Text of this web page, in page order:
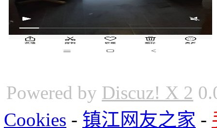
Powered by Discuz! X 2
Cookies - 镇江网友之家 -